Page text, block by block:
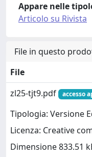
Appare nelle
Articolo su Rivista
File in questo
File
zl25-tjt9.pdf
accesso
Tipologia: Versione
Licenza: Creative
Dimensione 833.51